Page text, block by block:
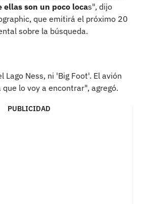
ellas son un poco locas", dijo
que emitirá el próximo 20
sobre la búsqueda.
Lago Ness, ni 'Big Foot'. El avión
lo voy a encontrar", agregó.
PUBLICIDAD